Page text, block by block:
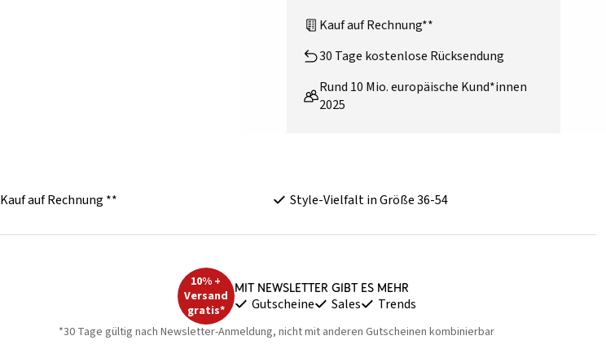
Kauf auf Rechnung**
30 Tage kostenlose Rücksendung
Rund 10 Mio. europäische Kund*innen
2025
Kauf auf Rechnung ** Style-Vielfalt in Größe 36-54
10% +
Versand
gratis*
Mit Newsletter gibt es mehr
Gutscheine Sales Trends
*30 Tage gültig nach Newsletter-Anmeldung, nicht mit anderen Gutscheinen kombinierbar